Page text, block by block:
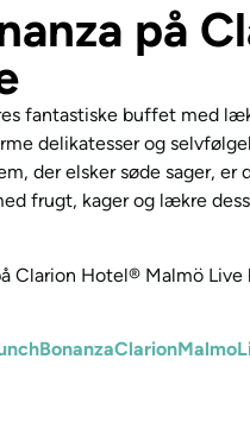
på
fantastiske buffet med
delikatesser og
der elsker søde sager, er
frugt, kager og lækre
Clarion Hotel® Malmö Live